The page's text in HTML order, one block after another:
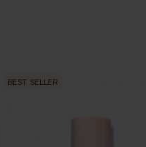
BEST SELLER